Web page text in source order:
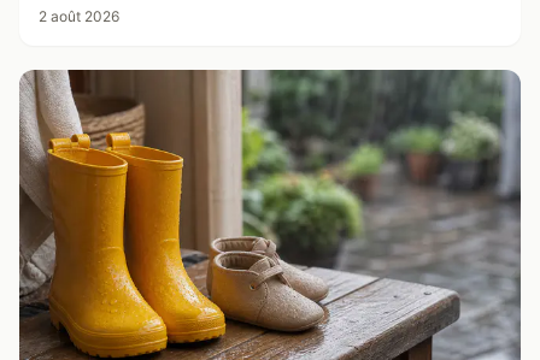
2 août 2026